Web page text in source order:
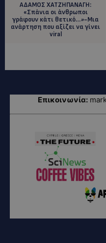
AΔΑΜΟΣ ΧΑΤΖΗΠΑΝΑΓΗ:
«Σπάνια οι άνθρωποι
γράφουν κάτι θετικό…»-Μια
ανάρτηση που αξίζει να γίνει
viral
Επικοινωνία: